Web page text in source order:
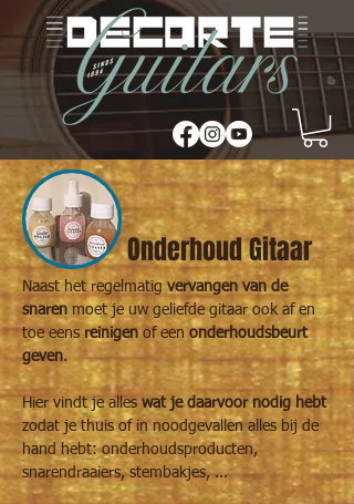
Onderhoud Gitaar
Naast het regelmatig vervangen van de
snaren moet je uw geliefde gitaar ook af en
toe eens reinigen of een onderhoudsbeurt
geven.
Hier vindt je alles wat je daarvoor nodig hebt
zodat je thuis of in noodgevallen alles bij de
hand hebt: onderhoudsproducten,
snarendraaiers, stembakjes, ...